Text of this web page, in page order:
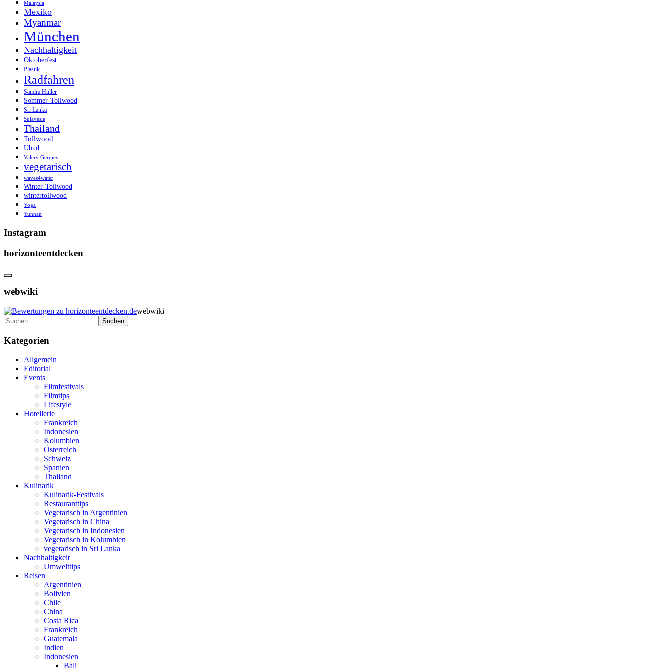
Malaysia
Mexiko
Myanmar
München
Nachhaltigkeit
Oktoberfest
Plastik
Radfahren
Sandra Hüller
Sommer-Tollwood
Sri Lanka
Sulavesie
Thailand
Tollwood
Ubud
Valery Gergiev
vegetarisch
waves4water
Winter-Tollwood
wintertollwood
Yoga
Yunnan
Instagram
horizonteentdecken
webwiki
webwiki
Suchen
nach:
Kategorien
Allgemein
Editorial
Events
Filmfestivals
Filmtips
Lifestyle
Hotellerie
Frankreich
Indonesien
Kolumbien
Österreich
Schweiz
Spanien
Thailand
Kulinarik
Kulinarik-Festivals
Restauranttips
Vegetarisch in Argentinien
Vegetarisch in China
Vegetarisch in Indonesien
Vegetarisch in Kolumbien
vegetarisch in Sri Lanka
Nachhaltigkeit
Umwelttips
Reisen
Argentinien
Bolivien
Chile
China
Costa Rica
Frankreich
Guatemala
Indien
Indonesien
Bali